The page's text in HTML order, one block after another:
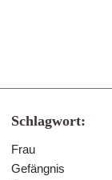
Schlagwort:
Frau
Gefängnis